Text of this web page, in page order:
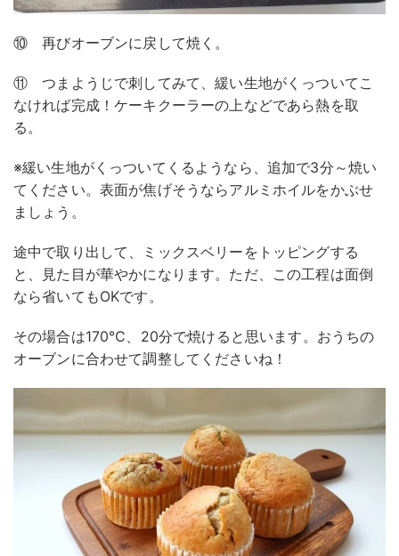
⑩ 再びオーブンに戻して焼く。
⑪ つまようじで刺してみて、緩い生地がくっついてこ
なければ完成！ケーキクーラーの上などであら熱を取
る。
※緩い生地がくっついてくるようなら、追加で3分～焼い
てください。表面が焦げそうならアルミホイルをかぶせ
ましょう。
途中で取り出して、ミックスベリーをトッピングする
と、見た目が華やかになります。ただ、この工程は面倒
なら省いてもOKです。
その場合は170℃、20分で焼けると思います。おうちの
オーブンに合わせて調整してくださいね！